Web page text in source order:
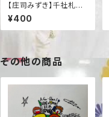
【庄司みずき】千社札ス
テッカー(25.1.18newカ
ラー追加)
¥400
その他の商品